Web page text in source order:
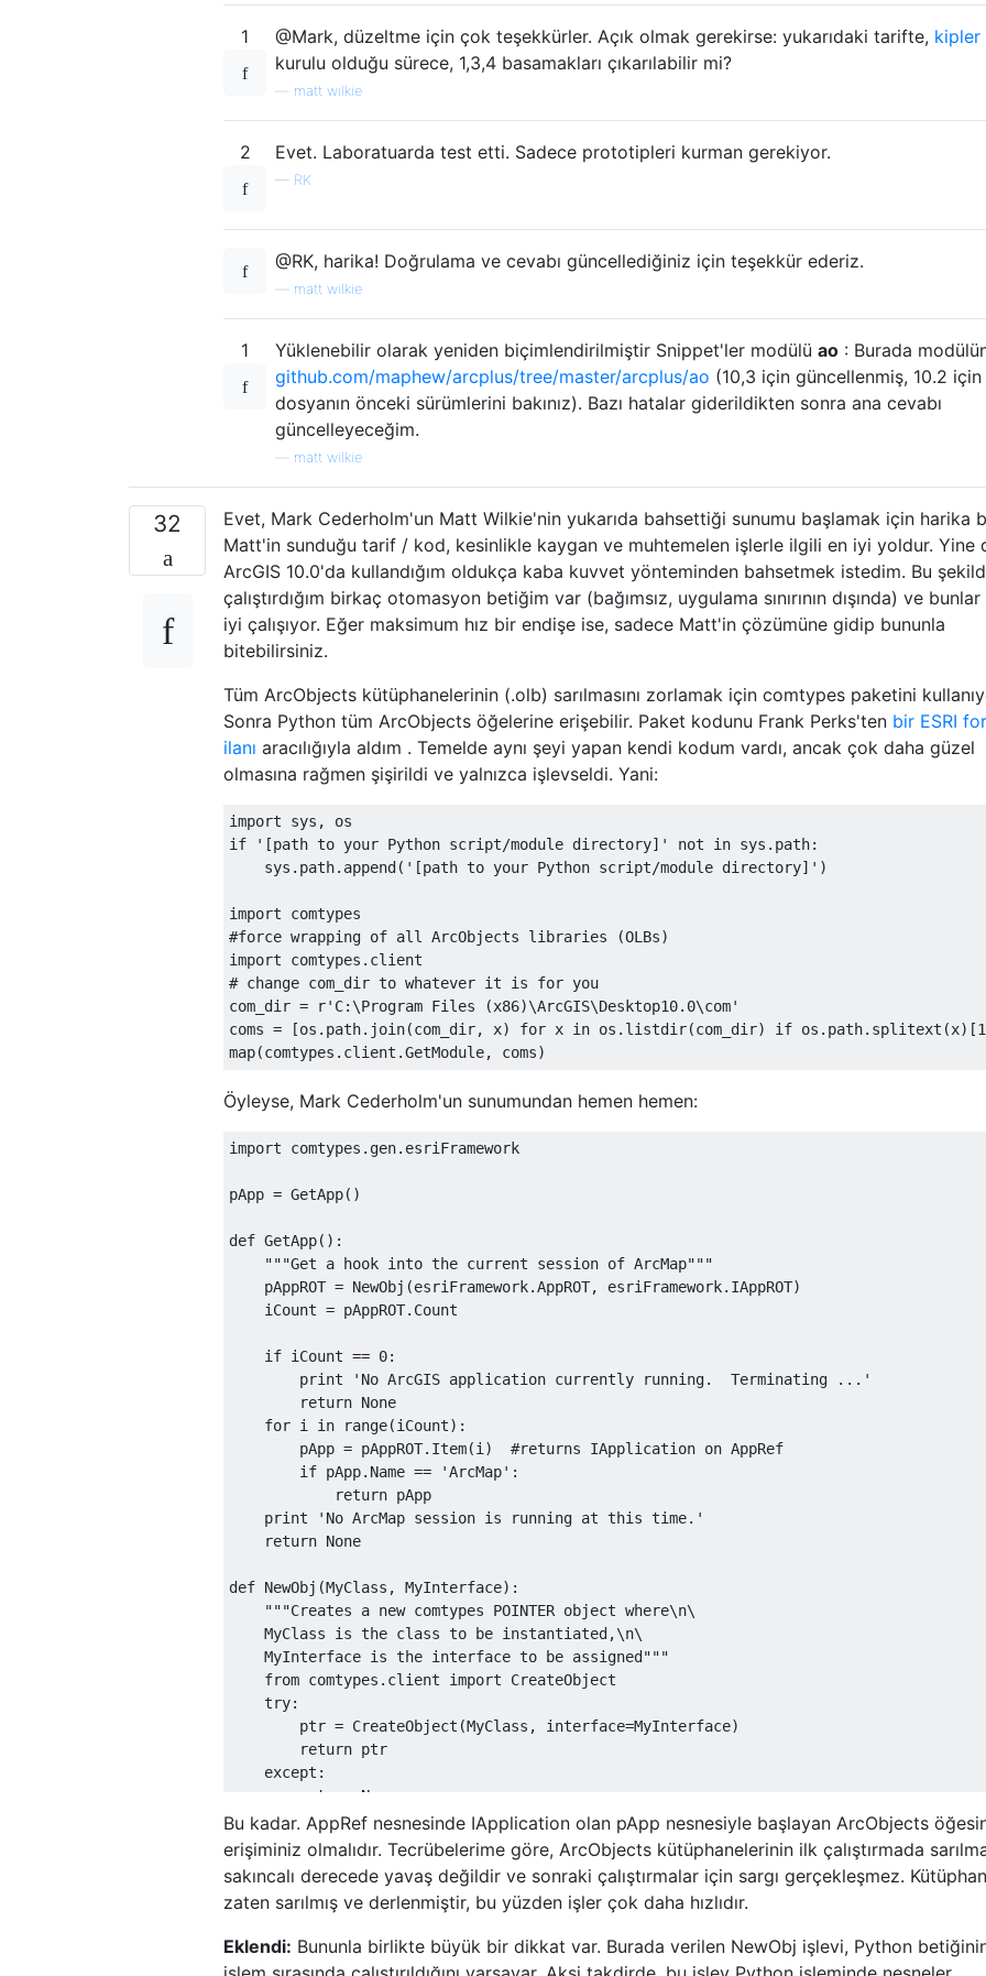
1 @Mark, düzeltme için çok teşekkürler. Açık olmak gerekirse: yukarıdaki tarifte, kipler
kurulu olduğu sürece, 1,3,4 basamakları çıkarılabilir mi?
matt wilkie
2 Evet. Laboratuarda test etti. Sadece prototipleri kurman gerekiyor.
— RK
@RK, harika! Doğrulama ve cevabı güncellediğiniz için teşekkür ederiz.
matt wilkie
1 Yüklenebilir olarak yeniden biçimlendirilmiştir Snippet'ler modülü ao : Burada
github.com/maphew/arcplus/tree/master/arcplus/ao (10,3 için güncellenmiş, 10.2 için
dosyanın önceki sürümlerini bakınız). Bazı hatalar giderildikten sonra ana cevabı
güncelleyeceğim.
matt wilkie
32
Evet, Mark Cederholm'un Matt Wilkie'nin yukarıda bahsettiği sunumu başlamak için harika
Matt'in sunduğu tarif / kod, kesinlikle kaygan ve muhtemelen işlerle ilgili en iyi yoldur. Yine
ArcGIS 10.0'da kullandığım oldukça kaba kuvvet yönteminden bahsetmek istedim. Bu
çalıştırdığım birkaç otomasyon betiğim var (bağımsız, uygulama sınırının dışında) ve
iyi çalışıyor. Eğer maksimum hız bir endişe ise, sadece Matt'in çözümüne gidip bununla
bitebilirsiniz.
Tüm ArcObjects kütüphanelerinin (.olb) sarılmasını zorlamak için comtypes paketini
Sonra Python tüm ArcObjects öğelerine erişebilir. Paket kodunu Frank Perks'ten bir ESRI
ilanı aracılığıyla aldım . Temelde aynı şeyi yapan kendi kodum vardı, ancak çok daha güzel
olmasına rağmen şişirildi ve yalnızca işlevseldi. Yani:
import sys ,
if
'[path to your Python script/module directory]' not in sys . path:
    sys
. path. append( '[path to your Python script/module directory]' )
import
#force wrapping of all ArcObjects libraries (OLBs)
import comtypes .
# change com_dir to whatever it is for you
com_dir = r'C:\Program Files (x86)\ArcGIS\Desktop10.0\com'
coms = [os . path. join(com_dir, x) for x in os . listdir(com_dir) if os . path. splitext (x)[1
map(comtypes . client .GetModule, coms)
Öyleyse, Mark Cederholm'un sunumundan hemen hemen:
import comtypes . gen. esriFramework
pApp = GetApp()
def GetApp():
"""Get a hook into the current session of ArcMap"""
    pAppROT
= NewObj (esriFramework.AppROT, esriFramework. IAppROT)
    iCount
= pAppROT. Count
if iCount == 0:
print
'No ArcGIS application currently running.  Terminating ...'
return None
for i in range(iCount):
        pApp
= pAppROT. Item(i )
#returns IApplication on AppRef
if pApp. Name == 'ArcMap' :
return pApp
print
'No ArcMap session is running at this time.'
return None
def NewObj (MyClass , MyInterface):
"""Creates a new comtypes POINTER object where\n\
    MyClass is the class to be instantiated,\n\
    MyInterface is the interface to be assigned"""
from comtypes . client import
CreateObject
try:
        ptr
= CreateObject (MyClass , interface=MyInterface)
return ptr
except :
return
None
Bu kadar. AppRef nesnesinde IApplication olan pApp nesnesiyle başlayan ArcObjects
erişiminiz olmalıdır. Tecrübelerime göre, ArcObjects kütüphanelerinin ilk çalıştırmada
sakıncalı derecede yavaş değildir ve sonraki çalıştırmalar için sargı gerçekleşmez.
zaten sarılmış ve derlenmiştir, bu yüzden işler çok daha hızlıdır.
Eklendi: Bununla birlikte büyük bir dikkat var. Burada verilen NewObj işlevi, Python